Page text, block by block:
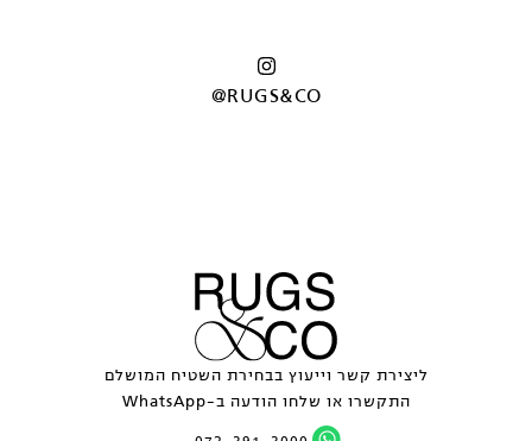
@RUGS&CO
ליצירת קשר וייעוץ בבחירת השטיח המושלם
התקשרו או שלחו הודעה ב-WhatsApp